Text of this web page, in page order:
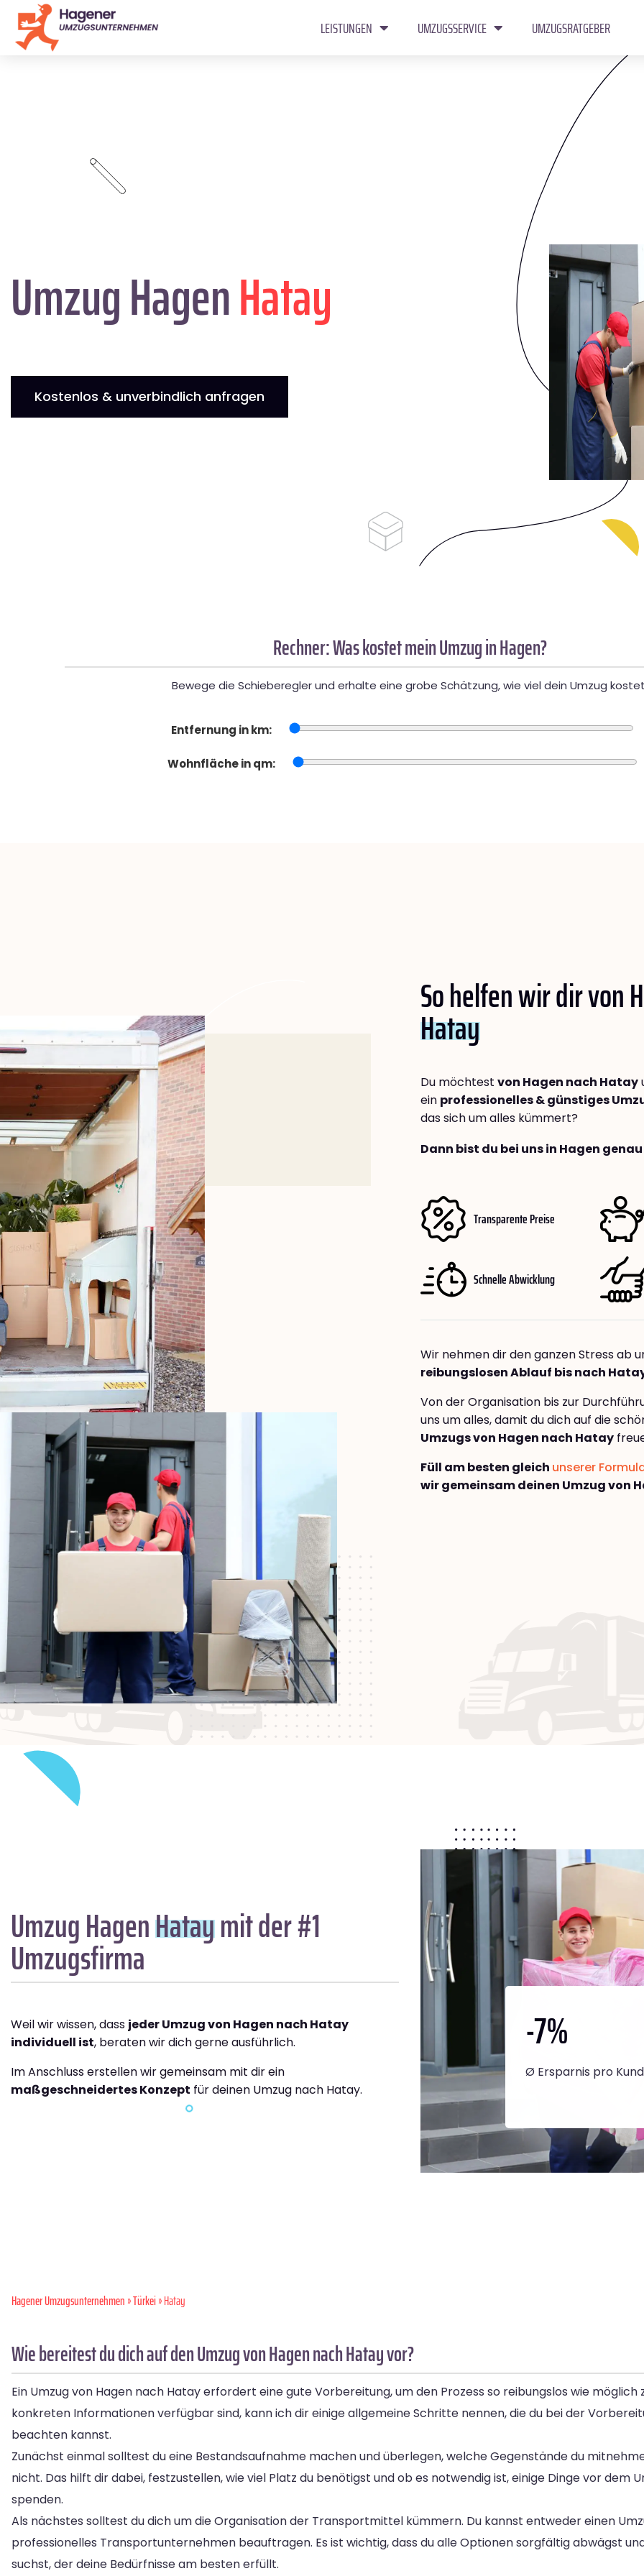
LEISTUNGEN UMZUGSSERVICE UMZUGSRATGEBER
Umzug HagenHatay
Kostenlos & unverbindlich anfragen
Rechner: Was kostet mein Umzug in Hagen?
Bewege die Schieberegler und erhalte eine grobe Schätzung, wie viel dein Umzug
Entfernung in km:
Wohnfläche in qm:
So helfen wir dir von
Hatay
Du möchtest von Hagen nach Hatay
ein professionelles & günstiges
das sich um alles kümmert?
Dann bist du bei uns in Hagen
Transparente Preise
Schnelle Abwicklung
Wir nehmen dir den ganzen Stress ab
reibungslosen Ablauf bis nach
Von der Organisation bis zur
uns um alles, damit du dich auf die
Umzugs von Hagen nach Hatay
Füll am besten gleich unserer
wir gemeinsam deinen Umzug von
Umzug HagenHataymit der #1
Umzugsfirma
Weil wir wissen, dass jeder Umzug von Hagen nach Hatay
individuell ist, beraten wir dich gerne ausführlich.
Im Anschluss erstellen wir gemeinsam mit dir ein
maßgeschneidertes Konzept für deinen Umzug nach Hatay.
-7%
Ø Ersparnis pro
Hagener Umzugsunternehmen»Türkei» Hatay
Wie bereitest du dich auf den Umzug von Hagen nach Hatay vor?
Ein Umzug von Hagen nach Hatay erfordert eine gute Vorbereitung, um den Prozess so reibungslos wie
konkreten Informationen verfügbar sind, kann ich dir einige allgemeine Schritte nennen, die du bei der
beachten kannst.
Zunächst einmal solltest du eine Bestandsaufnahme machen und überlegen, welche Gegenstände du
nicht. Das hilft dir dabei, festzustellen, wie viel Platz du benötigst und ob es notwendig ist, einige Dinge vor dem
spenden.
Als nächstes solltest du dich um die Organisation der Transportmittel kümmern. Du kannst entweder einen
professionelles Transportunternehmen beauftragen. Es ist wichtig, dass du alle Optionen sorgfältig abwägst
suchst, der deine Bedürfnisse am besten erfüllt.